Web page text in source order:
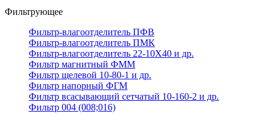
Фильтрующее
Фильтр-влагоотделитель ПФВ
Фильтр-влагоотделитель ПМК
Фильтр-влагоотделитель 22-10Х40 и др.
Фильтр магнитный ФММ
Фильтр щелевой 10-80-1 и др.
Фильтр напорный ФГМ
Фильтр всасывающий сетчатый 10-160-2 и др.
Фильтр 004 (008;016)